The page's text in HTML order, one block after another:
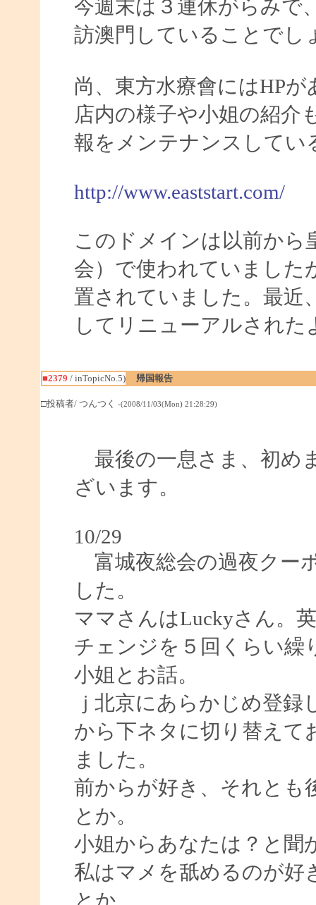
今週末は３連休がらみで
訪澳門していることでし
尚、東方水療會にはHPが
店内の様子や小姐の紹介
報をメンテナンスしてい
http://www.eaststart.com/
このドメインは以前から
会）で使われていました
置されていました。最近
してリニューアルされた
■2379 / inTopicNo.5) 帰国報告
□投稿者/ つんつく -(2008/11/03(Mon) 21:28:29)
最後の一息さま、初め
ざいます。
10/29
富城夜総会の過夜クー
した。
ママさんはLuckyさん。
チェンジを５回くらい繰
小姐とお話。
ｊ北京にあらかじめ登
から下ネタに切り替えて
ました。
前からが好き、それとも
とか。
小姐からあなたは？と聞
私はマメを舐めるのが好
とか